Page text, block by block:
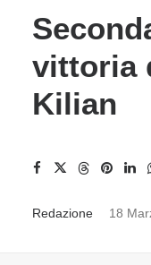
vittoria
Kilian
Redazione 18